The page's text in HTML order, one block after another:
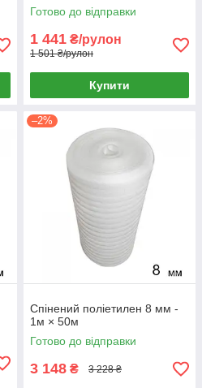
Готово до відправки
1 441 ₴/рулон
1 501 ₴/рулон
Купити
–2%
Спінений поліетилен 8 мм -
1м × 50м
Готово до відправки
3 148 ₴ 3 228 ₴